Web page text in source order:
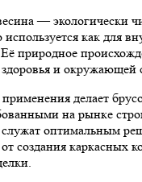
— экологически
как для
природное
здоровья и окружающей
делает
на рынке
оптимальным
создания каркасных